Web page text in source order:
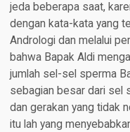
jeda beberapa saat,
dengan kata-kata yang
Andrologi dan melalui
bahwa Bapak Aldi
jumlah sel-sel sperma
sebagian besar dari sel
dan gerakan yang tidak
itu lah yang